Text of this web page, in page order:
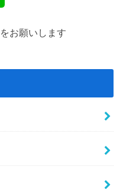
お願いします